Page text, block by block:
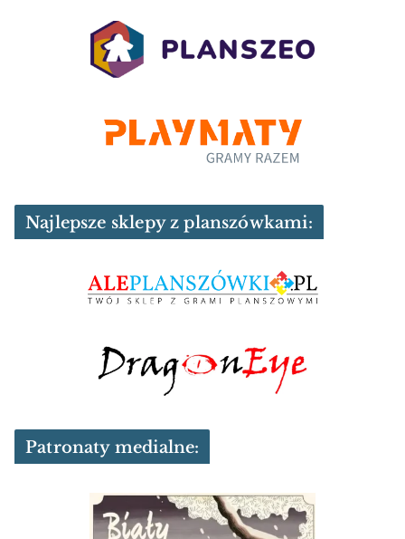
Najlepsze sklepy z planszówkami:
Patronaty medialne: